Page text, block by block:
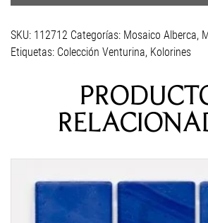
SKU: 112712 Categorías: Mosaico Alberca,
Etiquetas: Colección Venturina, Kolorines